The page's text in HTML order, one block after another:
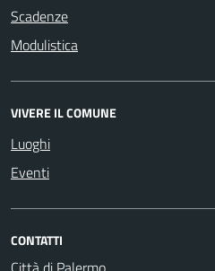
Scadenze
Modulistica
VIVERE IL COMUNE
Luoghi
Eventi
CONTATTI